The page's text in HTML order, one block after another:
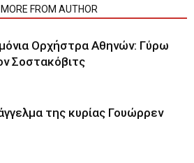
MORE FROM AUTHOR
Ορχήστρα Αθηνών: Γύρω
Σοστακόβιτς
της κυρίας Γουώρρεν